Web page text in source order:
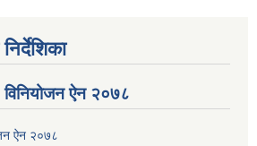
ऐन २०७८
ऐन २०७८